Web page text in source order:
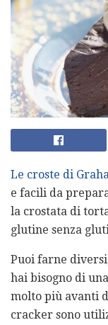
Le croste di
e facili da
la crostata di
glutine senza
Puoi farne
hai bisogno di
molto più avanti
cracker sono